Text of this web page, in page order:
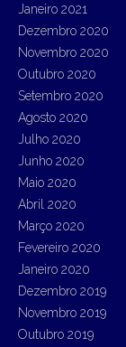
Janeiro 2021
Dezembro 2020
Novembro 2020
Outubro 2020
Setembro 2020
Agosto 2020
Julho 2020
Junho 2020
Maio 2020
Abril 2020
Março 2020
Fevereiro 2020
Janeiro 2020
Dezembro 2019
Novembro 2019
Outubro 2019